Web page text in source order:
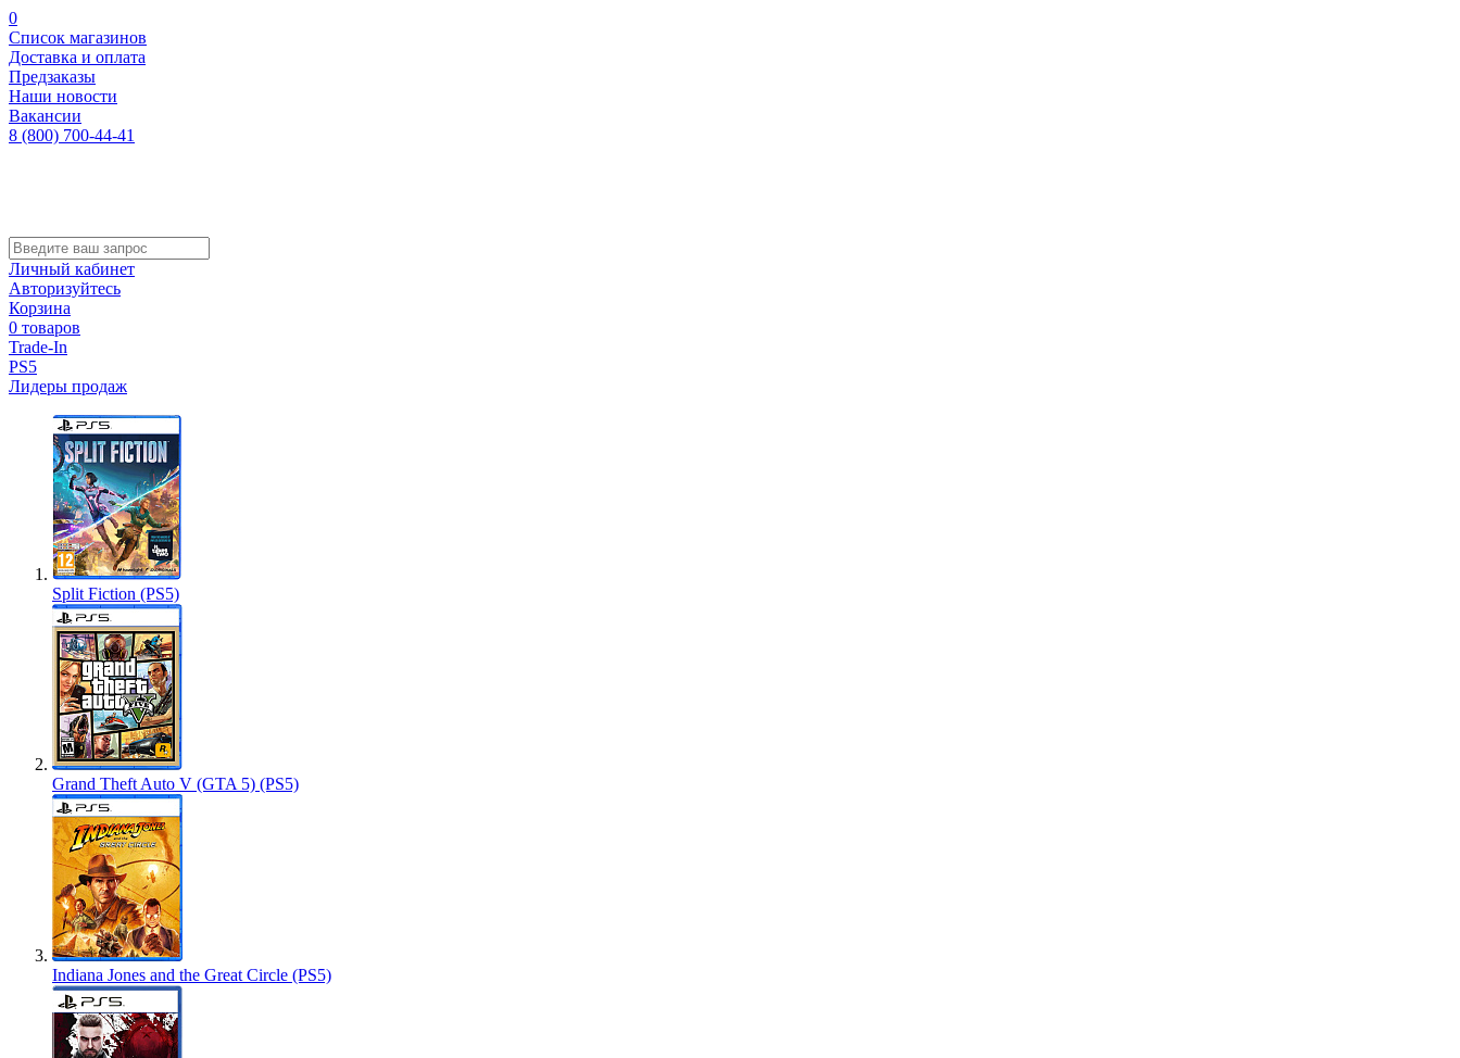
0
Список магазинов
Доставка и оплата
Предзаказы
Наши новости
Вакансии
8 (800) 700-44-41
Личный кабинет
Авторизуйтесь
Корзина
0 товаров
Trade-In
PS5
Лидеры продаж
Split Fiction (PS5)
Grand Theft Auto V (GTA 5) (PS5)
Indiana Jones and the Great Circle (PS5)